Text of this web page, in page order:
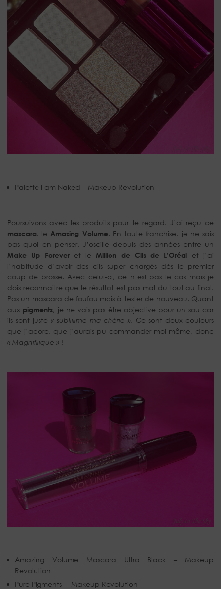
Palette I am Naked – Makeup Revolution
Poursuivons avec les produits pour le regard. J’ai reçu ce
mascara, le Amazing Volume. En toute franchise, je ne sais
pas quoi en penser. J’oscille depuis des années entre un
Make Up Forever et le Million de Cils de L’Oréal et j’ai
l’habitude d’avoir des cils super chargés dès le premier
coup de brosse. Avec celui-ci, ce n’est pas le cas mais je
dois reconnaitre que le résultat est pas mal du tout au final.
Pas un mascara de foufou mais à tester de nouveau. Quant
aux pigments, je ne vais pas être objective pour un sou car
ils sont juste « subliiiime ma chérie ». Ce sont deux couleurs
que j’adore, que j’aurais pu commander moi-même, donc
« Magnifiiique » !
Amazing Volume Mascara Ultra Black – Makeup
Revolution
Pure Pigments – Makeup Revolution